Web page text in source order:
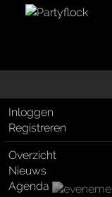
Inloggen
Registreren
Overzicht
Nieuws
Agenda